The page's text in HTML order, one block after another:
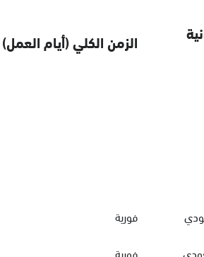
الزمن الكلي (أيام العمل)
فورية
فورية